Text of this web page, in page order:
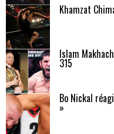
Khamzat
Islam
315
Bo Nickal
»